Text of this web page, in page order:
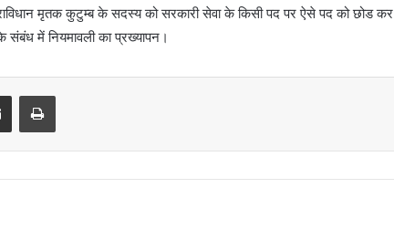
मृतक कुटुम्ब के सदस्य को सरकारी सेवा के किसी पद पर ऐसे पद को छोड कर
संबंध में नियमावली का प्रख्यापन।